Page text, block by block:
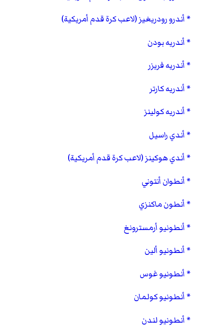
أندرو رودريغيز (لاعب كرة قدم أمريكية)
أندريه بودن
أندريه فريزر
أندريه كارتر
أندريه كولينز
أندي راسيل
أندي هوكينز (لاعب كرة قدم أمريكية)
أنطوان أنتوني
أنطون ماكنزي
أنطونيو أرمسترونغ
أنطونيو ألين
أنطونيو غوس
أنطونيو كولمان
أنطونيو لندن